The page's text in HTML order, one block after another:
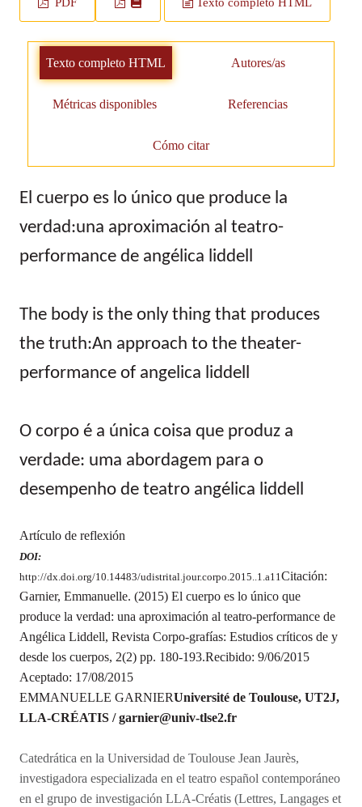
PDF Texto completo HTML
Texto completo HTML Autores/as
Métricas disponibles Referencias
Cómo citar
El cuerpo es lo único que produce la
verdad:una aproximación al teatro-
performance de angélica liddell
The body is the only thing that produces
the truth:An approach to the theater-
performance of angelica liddell
O corpo é a única coisa que produz a
verdade: uma abordagem para o
desempenho de teatro angélica liddell
Artículo de reflexión
DOI:
http://dx.doi.org/10.14483/udistrital.jour.corpo.2015..1.a11Citación:
Garnier, Emmanuelle. (2015) El cuerpo es lo único que
produce la verdad: una aproximación al teatro-performance de
Angélica Liddell, Revista Corpo-grafías: Estudios críticos de y
desde los cuerpos, 2(2) pp. 180-193.Recibido: 9/06/2015
Aceptado: 17/08/2015
EMMANUELLE GARNIERUniversité de Toulouse, UT2J,
LLA-CRÉATIS / garnier@univ-tlse2.fr
Catedrática en la Universidad de Toulouse Jean Jaurès,
investigadora especializada en el teatro español contemporáneo
en el grupo de investigación LLA-Créatis (Lettres, Langages et